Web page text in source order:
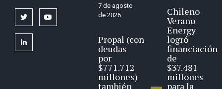
twitter
linkedin
7 de agosto
de 2026
Propal (con
deudas
por
$771.712
millones)
también
Chileno
Verano
Energy
logró
financiación
de
$37.481
millones
para la